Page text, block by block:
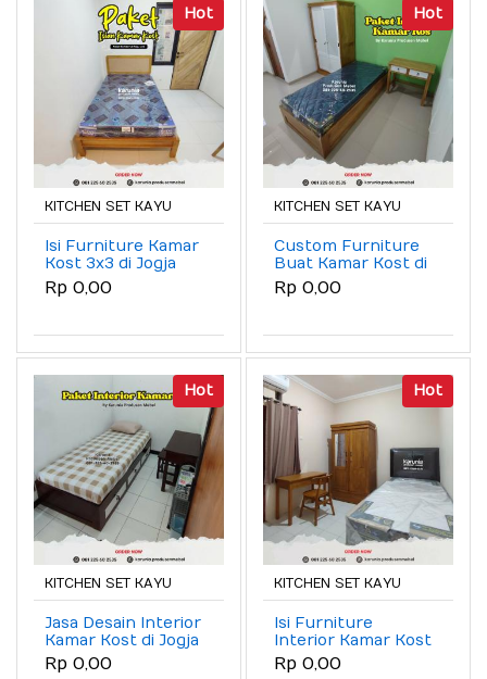
Hot
KITCHEN SET KAYU
Isi Furniture Kamar
Kost 3x3 di Jogja
Rp 0,00
Hot
KITCHEN SET KAYU
Custom Furniture
Buat Kamar Kost di
Jogja
Rp 0,00
Hot
KITCHEN SET KAYU
Jasa Desain Interior
Kamar Kost di Jogja
Rp 0,00
Hot
KITCHEN SET KAYU
Isi Furniture
Interior Kamar Kost
di Jogja
Rp 0,00